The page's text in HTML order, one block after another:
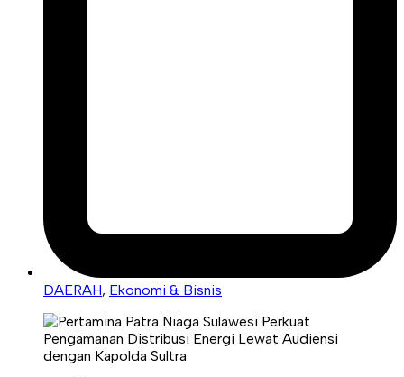
DAERAH, Ekonomi & Bisnis